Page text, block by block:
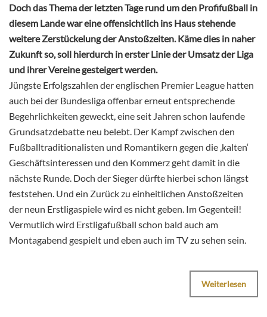
Doch das Thema der letzten Tage rund um den Profifußball in
diesem Lande war eine offensichtlich ins Haus stehende
weitere Zerstückelung der Anstoßzeiten. Käme dies in naher
Zukunft so, soll hierdurch in erster Linie der Umsatz der Liga
und ihrer Vereine gesteigert werden.
Jüngste Erfolgszahlen der englischen Premier League hatten
auch bei der Bundesliga offenbar erneut entsprechende
Begehrlichkeiten geweckt, eine seit Jahren schon laufende
Grundsatzdebatte neu belebt. Der Kampf zwischen den
Fußballtraditionalisten und Romantikern gegen die ‚kalten‘
Geschäftsinteressen und den Kommerz geht damit in die
nächste Runde. Doch der Sieger dürfte hierbei schon längst
feststehen. Und ein Zurück zu einheitlichen Anstoßzeiten
der neun Erstligaspiele wird es nicht geben. Im Gegenteil!
Vermutlich wird Erstligafußball schon bald auch am
Montagabend gespielt und eben auch im TV zu sehen sein.
Weiterlesen